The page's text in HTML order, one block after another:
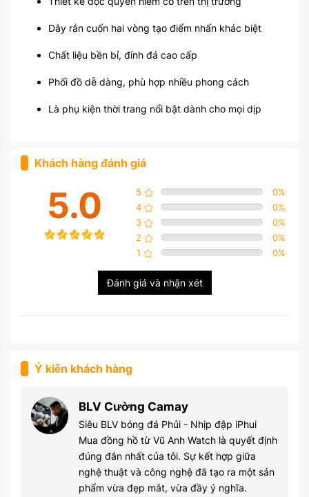
Dây rắn cuốn hai vòng tạo điểm nhấn khác biệt
Chất liệu bền bỉ, đính đá cao cấp
Phối đồ dễ dàng, phù hợp nhiều phong cách
Là phụ kiện thời trang nổi bật dành cho mọi dịp
Khách hàng đánh giá
5.0 5 0%
4
0%
3
0%
2
0%
1
0%
Đánh giá và nhận xét
Ý kiến khách hàng
BLV Cường Camay
Siêu BLV bóng đá Phủi - Nhịp đập iPhui
Mua đồng hồ từ Vũ Anh Watch là quyết định
đúng đắn nhất của tôi. Sự kết hợp giữa
nghệ thuật và công nghệ đã tạo ra một sản
phẩm vừa đẹp mắt, vừa đầy ý nghĩa.